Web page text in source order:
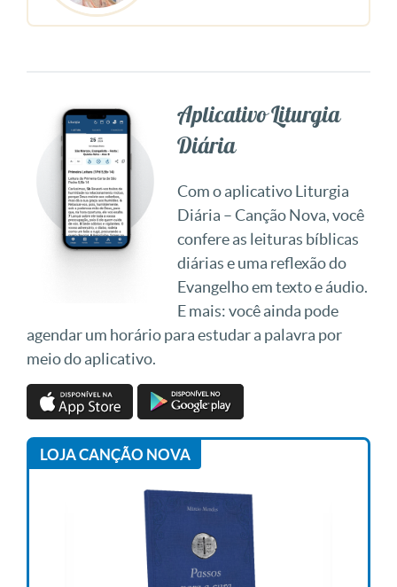
Aplicativo Liturgia
Diária
Com o aplicativo Liturgia
Diária – Canção Nova, você
confere as leituras bíblicas
diárias e uma reflexão do
Evangelho em texto e áudio.
E mais: você ainda pode
agendar um horário para estudar a palavra por
meio do aplicativo.
LOJA CANÇÃO NOVA